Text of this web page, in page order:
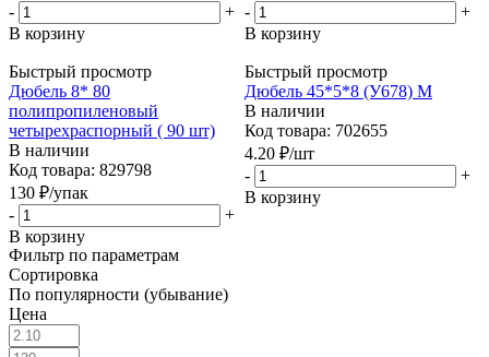
-
+
В корзину
-
+
В корзину
Быстрый просмотр
Дюбель 8* 80
полипропиленовый
четырехраспорный ( 90 шт)
В наличии
Код товара: 829798
130 ₽/упак
-
+
В корзину
Быстрый просмотр
Дюбель 45*5*8 (У678) М
В наличии
Код товара: 702655
4.20 ₽/шт
-
+
В корзину
Фильтр по параметрам
Сортировка
По популярности (убывание)
Цена